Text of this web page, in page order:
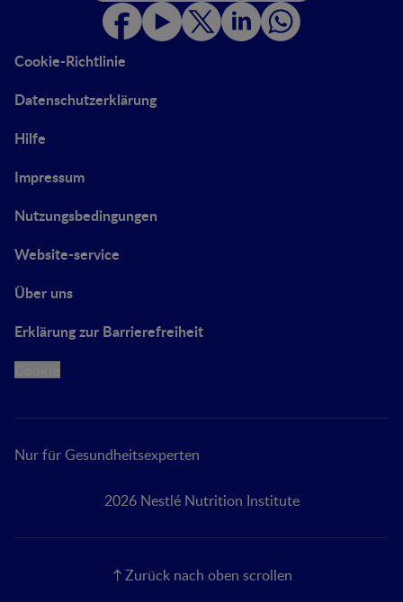
Cookie-Richtlinie
Datenschutzerklärung
Hilfe
Impressum
Nutzungsbedingungen
Website-service
Über uns
Erklärung zur Barrierefreiheit
Nur für Gesundheitsexperten
2026 Nestlé Nutrition Institute
Zurück nach oben scrollen